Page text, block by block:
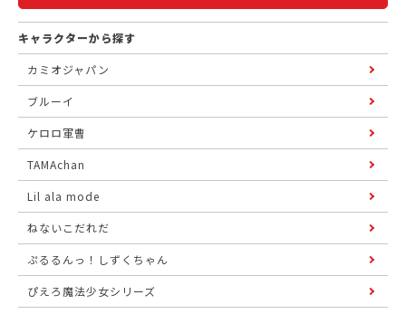
キャラクターから探す
カミオジャパン
ブルーイ
ケロロ軍曹
TAMAchan
Lil ala mode
ねないこだれだ
ぷるるんっ！しずくちゃん
ぴえろ魔法少女シリーズ